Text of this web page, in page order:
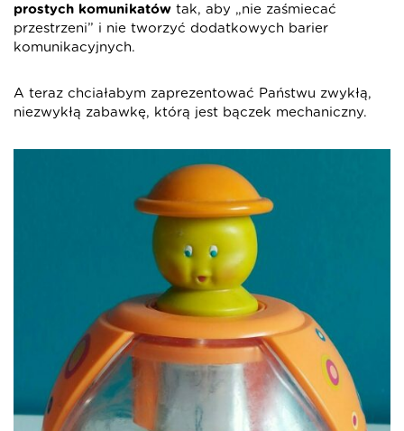
prostych komunikatów tak, aby „nie zaśmiecać
przestrzeni” i nie tworzyć dodatkowych barier
komunikacyjnych.
A teraz chciałabym zaprezentować Państwu zwykłą,
niezwykłą zabawkę, którą jest bączek mechaniczny.